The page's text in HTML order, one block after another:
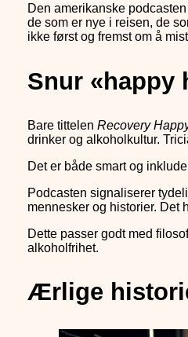
Den amerikanske
de som er nye i reisen, de
ikke først og fremst om å
Snur «happy
Bare tittelen Recovery
drinker og alkoholkultur.
Det er både smart og
Podcasten signaliserer
mennesker og historier. Det
Dette passer godt med
alkoholfrihet.
Ærlige